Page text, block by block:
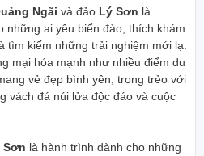
Ngãi và đảo Lý Sơn là
những ai yêu biển đảo, thích khám
tìm kiếm những trải nghiệm mới lạ.
mại hóa mạnh như nhiều điểm du
vẻ đẹp bình yên, trong trẻo với
vách đá núi lửa độc đáo và cuộc
Sơn là hành trình dành cho những